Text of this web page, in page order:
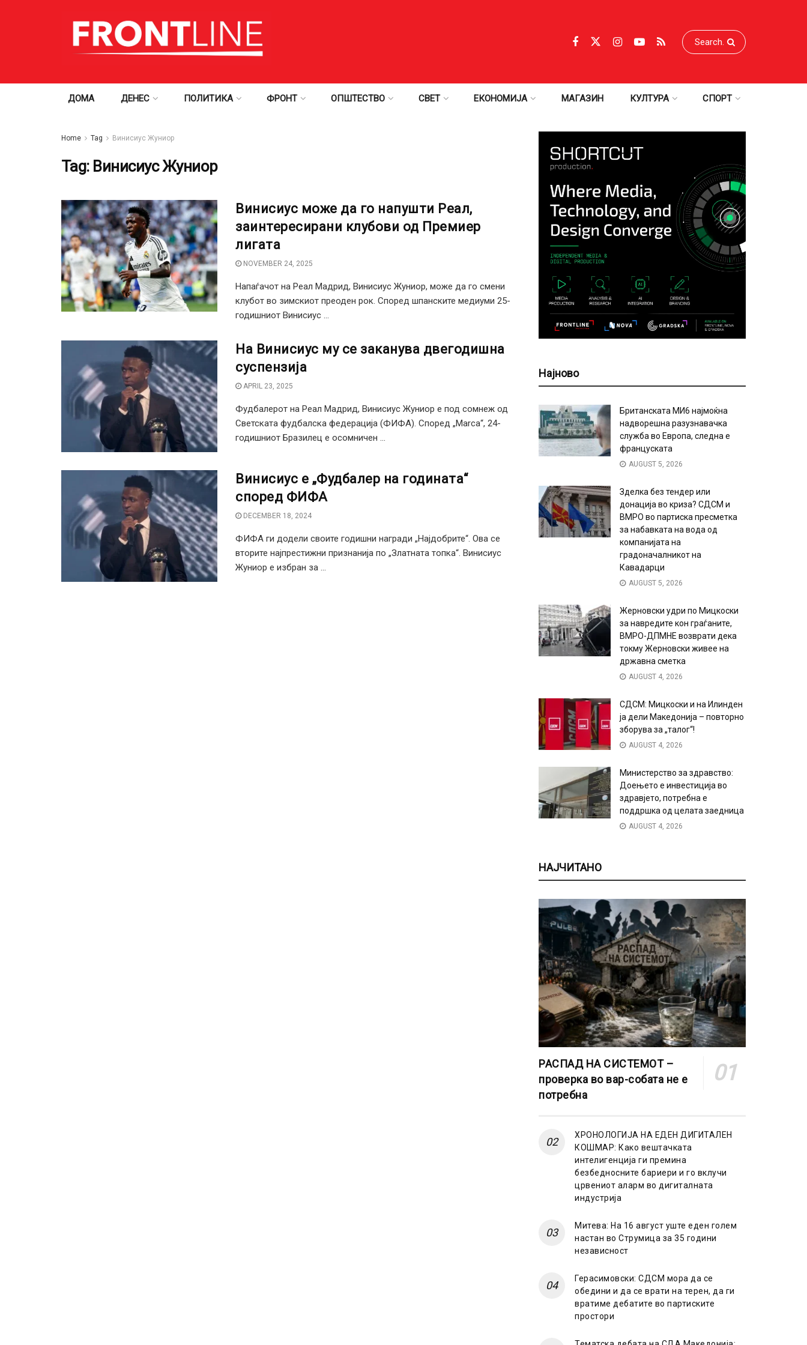
ДОМА ДЕНЕС ПОЛИТИКА ФРОНТ ОПШТЕСТВО СВЕТ ЕКОНОМИЈА МАГАЗИН КУЛТУРА СПОРТ
Home Tag Винисиус Жуниор
Tag: Винисиус Жуниор
Винисиус може да го напушти Реал,
заинтересирани клубови од Премиер
лигата
NOVEMBER 24, 2025
Напаѓачот на Реал Мадрид, Винисиус Жуниор, може да го смени
клубот во зимскиот преоден рок. Според шпанските медиуми 25-
годишниот Винисиус ...
На Винисиус му се заканува двегодишна
суспензија
APRIL 23, 2025
Фудбалерот на Реал Мадрид, Винисиус Жуниор е под сомнеж од
Светската фудбалска федерација (ФИФА). Според „Marca“, 24-
годишниот Бразилец е осомничен ...
Винисиус е „Фудбалер на годината“
според ФИФА
DECEMBER 18, 2024
ФИФА ги додели своите годишни награди „Најдобрите“. Ова се
вторите најпрестижни признанија по „Златната топка“. Винисиус
Жуниор е избран за ...
Најново
Британската МИ6 најмоќна
надворешна разузнавачка
служба во Европа, следна е
француската
AUGUST 5, 2026
Зделка без тендер или
донација во криза? СДСМ и
ВМРО во партиска пресметка
за набавката на вода од
компанијата на
градоначалникот на
Кавадарци
AUGUST 5, 2026
Жерновски удри по Мицкоски
за навредите кон граѓаните,
ВМРО-ДПМНЕ возврати дека
токму Жерновски живее на
државна сметка
AUGUST 4, 2026
СДСМ: Мицкоски и на Илинден
ја дели Македонија – повторно
зборува за „талог“!
AUGUST 4, 2026
Министерство за здравство:
Доењето е инвестиција во
здравјето, потребна е
поддршка од целата заедница
AUGUST 4, 2026
НАЈЧИТАНО
РАСПАД НА СИСТЕМОТ –
проверка во вар-собата не е
потребна
ХРОНОЛОГИЈА НА ЕДЕН ДИГИТАЛЕН
КОШМАР: Како вештачката
интелигенција ги премина
безбедносните бариери и го вклучи
црвениот аларм во дигиталната
индустрија
Митева: На 16 август уште еден голем
настан во Струмица за 35 години
независност
Герасимовски: СДСМ мора да се
обедини и да се врати на терен, да ги
вратиме дебатите во партиските
простори